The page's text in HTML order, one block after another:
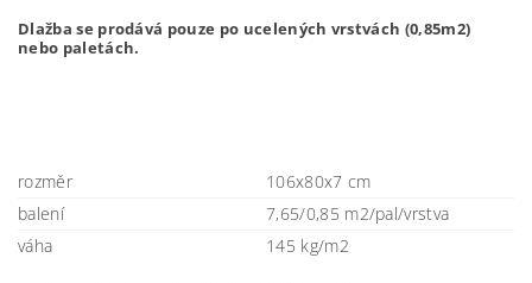
Dlažba se prodává pouze po ucelených vrstvách (0,85m2)
nebo paletách.
rozměr
106x80x7 cm
balení
7,65/0,85 m2/pal/vrstva
váha
145 kg/m2